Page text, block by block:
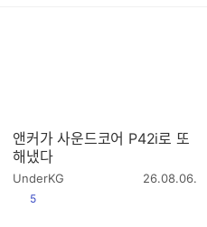
앤커가 사운드코어 P42i로 또
해냈다
UnderKG
작
26.08.06.
공감
5